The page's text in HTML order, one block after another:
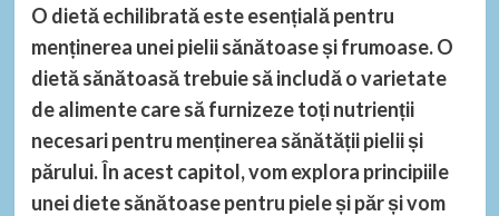
O dietă echilibrată este esențială pentru
menținerea unei pielii sănătoase și frumoase. O
dietă sănătoasă trebuie să includă o varietate
de alimente care să furnizeze toți nutrienții
necesari pentru menținerea sănătății pielii și
părului. În acest capitol, vom explora principiile
unei diete sănătoase pentru piele și păr și vom